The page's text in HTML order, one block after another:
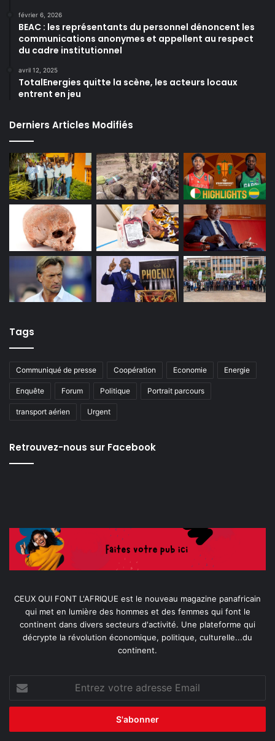
février 6, 2026
BEAC : les représentants du personnel dénoncent les
communications anonymes et appellent au respect
du cadre institutionnel
avril 12, 2025
TotalEnergies quitte la scène, les acteurs locaux
entrent en jeu
Derniers Articles Modifiés
Tags
Communiqué de presse Coopération Economie Energie
Enquête Forum Politique Portrait parcours
transport aérien Urgent
Retrouvez-nous sur Facebook
CEUX QUI FONT L'AFRIQUE est le nouveau magazine panafricain
qui met en lumière des hommes et des femmes qui font le
continent dans divers secteurs d'activité. Une plateforme qui
décrypte la révolution économique, politique, culturelle...du
continent.
votre
adresse